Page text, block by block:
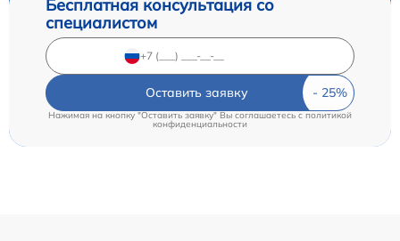
Бесплатная консультация со
специалистом
Оставить заявку
Нажимая на кнопку "Оставить заявку" Вы соглашаетесь cполитикой
конфиденциальности